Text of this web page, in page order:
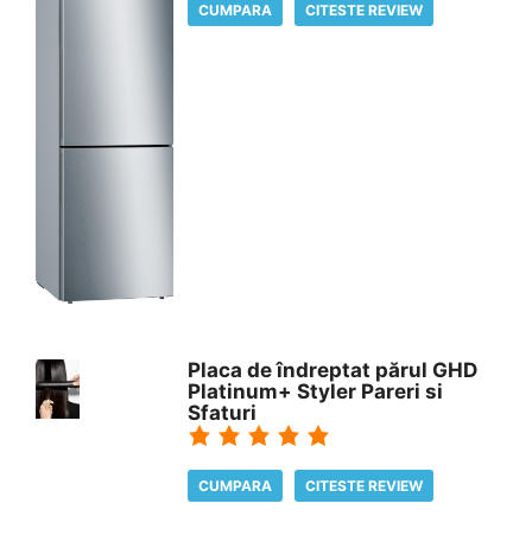
CUMPARA CITESTE REVIEW
Placa de îndreptat părul GHD
Platinum+ Styler Pareri si
Sfaturi
CUMPARA CITESTE REVIEW